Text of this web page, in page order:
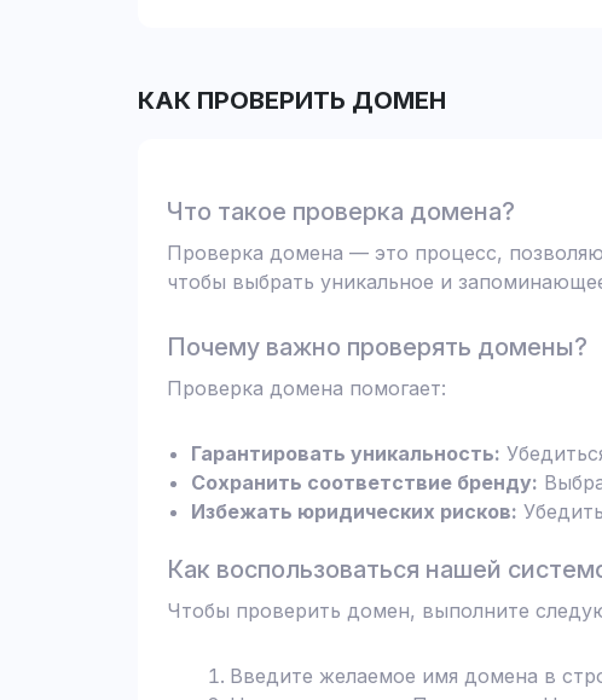
КАК ПРОВЕРИТЬ ДОМЕН
Что такое проверка домена?
Проверка домена — это процесс,
чтобы выбрать уникальное и
Почему важно проверять домены?
Проверка домена помогает:
Гарантировать уникальность:
Сохранить соответствие бренду:
Избежать юридических рисков:
Как воспользоваться нашей
Чтобы проверить домен, выполните
Введите желаемое имя домена в